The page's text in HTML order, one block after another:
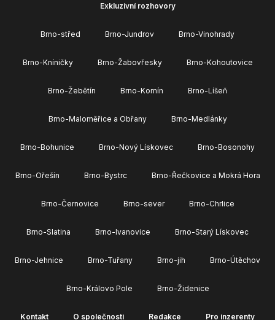
Exkluzivní rozhovory
Brno-střed Brno-Jundrov Brno-Vinohrady
Brno-Kníničky Brno-Žabovřesky Brno-Kohoutovice
Brno-Žebětín Brno-Komín Brno-Líšeň
Brno-Maloměřice a Obřany Brno-Medlánky
Brno-Bohunice Brno-Nový Lískovec Brno-Bosonohy
Brno-Ořešín Brno-Bystrc Brno-Řečkovice a Mokrá Hora
Brno-Černovice Brno-sever Brno-Chrlice
Brno-Slatina Brno-Ivanovice Brno-Starý Lískovec
Brno-Jehnice Brno-Tuřany Brno-jih Brno-Útěchov
Brno-Královo Pole Brno-Židenice
Kontakt O společnosti Redakce Pro inzerenty